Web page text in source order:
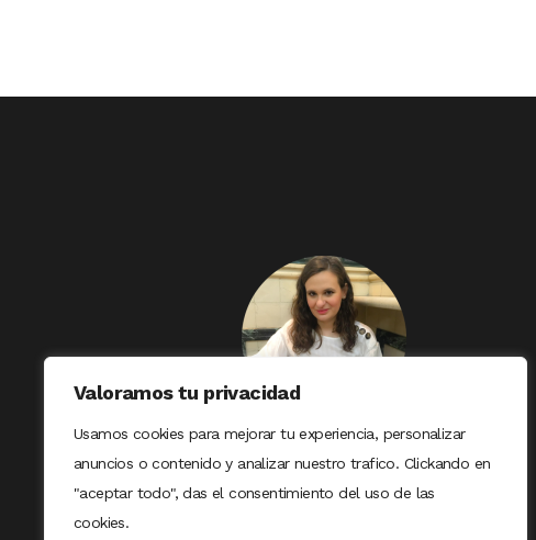
Valoramos tu privacidad
Usamos cookies para mejorar tu experiencia, personalizar
anuncios o contenido y analizar nuestro trafico. Clickando en
"aceptar todo", das el consentimiento del uso de las
cookies.